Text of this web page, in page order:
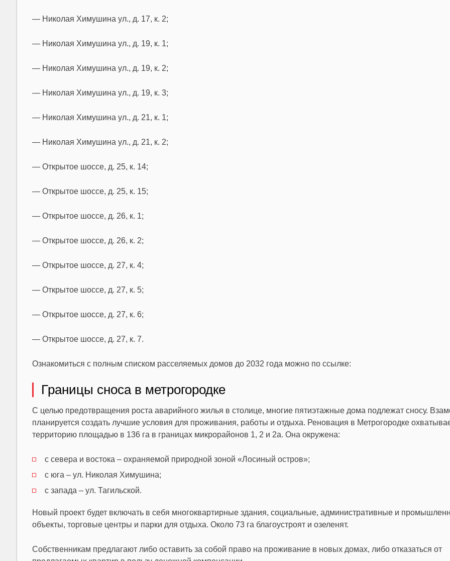
— Николая Химушина ул., д. 17, к. 2;
— Николая Химушина ул., д. 19, к. 1;
— Николая Химушина ул., д. 19, к. 2;
— Николая Химушина ул., д. 19, к. 3;
— Николая Химушина ул., д. 21, к. 1;
— Николая Химушина ул., д. 21, к. 2;
— Открытое шоссе, д. 25, к. 14;
— Открытое шоссе, д. 25, к. 15;
— Открытое шоссе, д. 26, к. 1;
— Открытое шоссе, д. 26, к. 2;
— Открытое шоссе, д. 27, к. 4;
— Открытое шоссе, д. 27, к. 5;
— Открытое шоссе, д. 27, к. 6;
— Открытое шоссе, д. 27, к. 7.
Ознакомиться с полным списком расселяемых домов до 2032 года можно по ссылке:
Границы сноса в метрогородке
С целью предотвращения роста аварийного жилья в столице, многие пятиэтажные дома подлежат сносу.
планируется создать лучшие условия для проживания, работы и отдыха. Реновация в Метрогородке
территорию площадью в 136 га в границах микрорайонов 1, 2 и 2а. Она окружена:
с севера и востока – охраняемой природной зоной «Лосиный остров»;
с юга – ул. Николая Химушина;
с запада – ул. Тагильской.
Новый проект будет включать в себя многоквартирные здания, социальные, административные и
объекты, торговые центры и парки для отдыха. Около 73 га благоустроят и озеленят.
Собственникам предлагают либо оставить за собой право на проживание в новых домах, либо отказаться от